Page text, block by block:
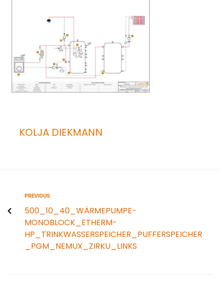
KOLJA DIEKMANN
PREVIOUS
500_10_40_WÄRMEPUMPE-
MONOBLOCK_ETHERM-
HP_TRINKWASSERSPEICHER_PUFFERSPEICHER
_PGM_NEMUX_ZIRKU_LINKS